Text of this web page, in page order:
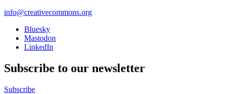
info@creativecommons.org
Bluesky
Mastodon
LinkedIn
Subscribe to our newsletter
Subscribe